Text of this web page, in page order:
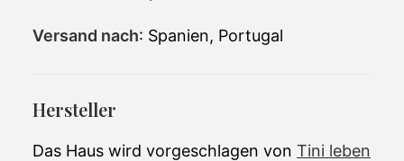
Versand nach: Spanien, Portugal
Hersteller
Das Haus wird vorgeschlagen von Tini leben